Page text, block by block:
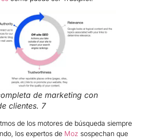
de marketing con
clientes. 7
de los motores de búsqueda siempre
los expertos de Moz sospechan que